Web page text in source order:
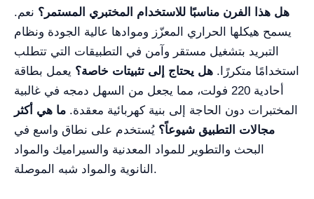
هل هذا الفرن مناسبًا للاستخدام المختبري المستمر؟ نعم.
يسمح هيكلها الحراري المعزّز وموادها عالية الجودة ونظام
التبريد بتشغيل مستقر وآمن في التطبيقات التي تتطلب
استخدامًا متكررًا. هل يحتاج إلى تثبيتات خاصة؟ يعمل بطاقة
أحادية 220 فولت، مما يجعل من السهل دمجه في غالبية
المختبرات دون الحاجة إلى بنية كهربائية معقدة. ما هي أكثر
مجالات التطبيق شيوعاً؟ يُستخدم على نطاق واسع في
البحث والتطوير للمواد المعدنية والسيراميك والمواد
النانوية والمواد شبه الموصلة.